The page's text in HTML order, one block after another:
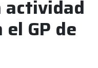
actividad
GP de